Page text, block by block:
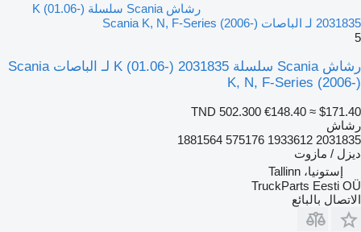
رشاش Scania سلسلة K (01.06-)
2031835 لـ الباصات Scania K, N, F-Series (2006-)
5
رشاش Scania سلسلة K (01.06-) 2031835 لـ الباصات Scania
K, N, F-Series (2006-)
TND 502.300 €148.40 ≈ $171.40
رشاش
2031835 1933612 575176 1881564
ديزل / مازوت
إستونيا، Tallinn
TruckParts Eesti OÜ
الاتصال بالبائع